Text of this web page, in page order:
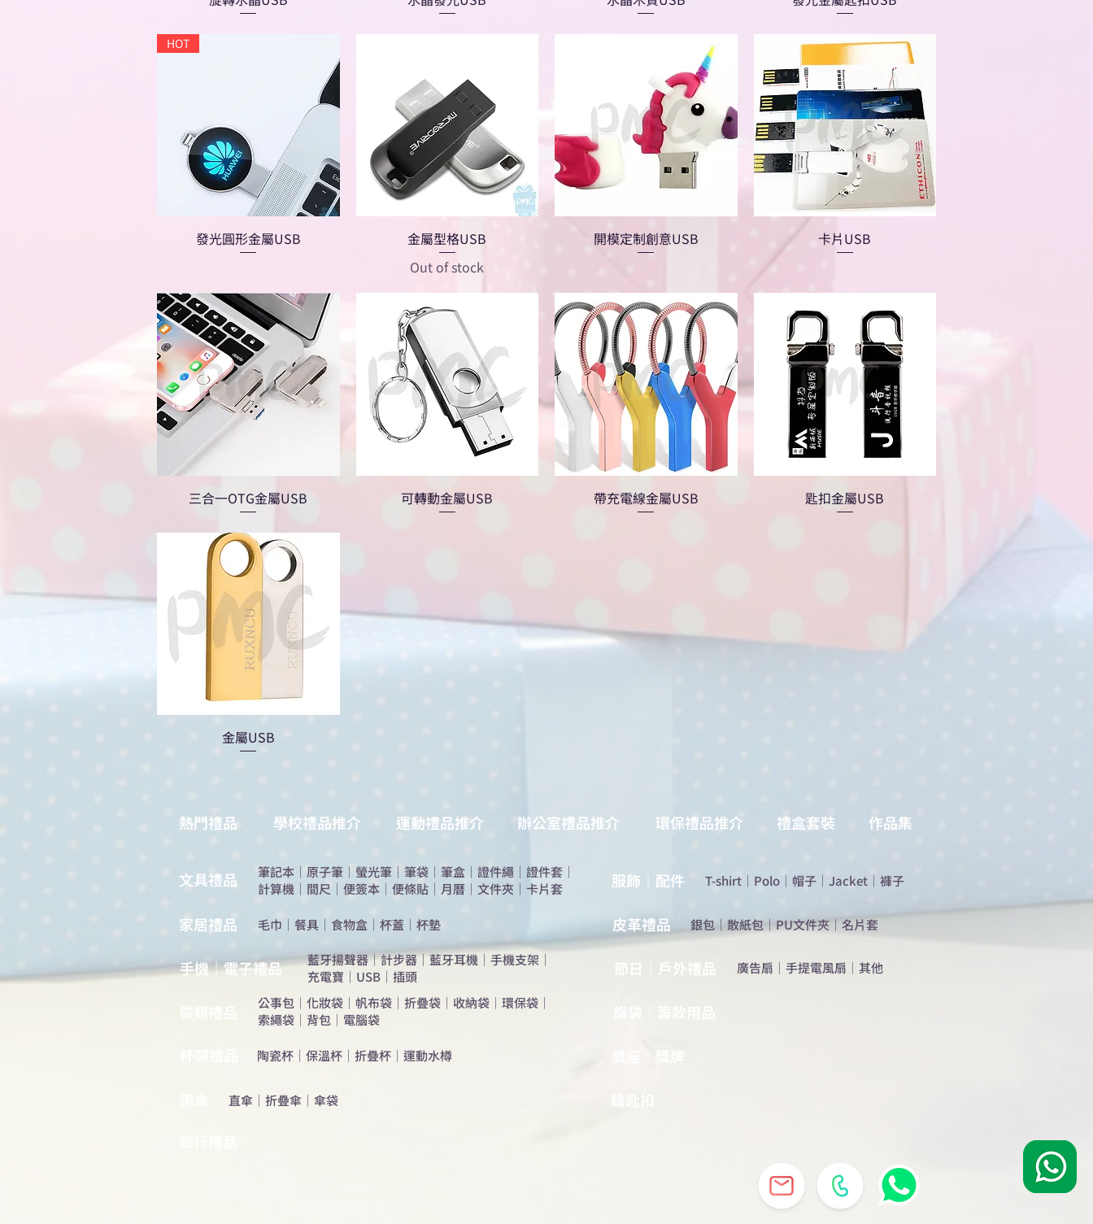
HOT
發光圓形金屬USB
金屬型格USB
Out of stock
開模定制創意USB 卡片USB
三合一OTG金屬USB 可轉動金屬USB 帶充電線金屬USB 匙扣金屬USB
金屬USB
熱門禮品 學校禮品推介 運動禮品推介 辦公室禮品推介 環保禮品推介 禮盒套裝 作品集
​文具禮品 筆記本 ｜ 原子筆 ｜ 螢光筆 ｜ 筆袋 ｜ 筆盒 ｜ 證件繩 ｜ 證件套 ｜
計算機 ｜ 間尺 ｜ 便簽本 ｜ 便條貼 ｜ 月曆 ｜ 文件夾 ｜ 卡片套
​家居禮品 ​毛巾 ｜ 餐具 ｜ 食物盒 ｜ 杯蓋 ｜ 杯墊
手機｜電子禮品 ​藍牙揚聲器｜計步器｜藍牙耳機 ｜ 手機支架 ｜
充電寶 ｜ USB ｜ 插頭
公事包 ｜ 化妝袋 ｜ 帆布袋 ｜ 折疊袋 ｜ 收納袋 ｜ 環保袋 ｜
索繩袋 ｜ 背包 ｜ 電腦袋
陶瓷杯 ｜ 保溫杯 ｜ 折疊杯 ｜ 運動水樽
直傘 ｜ 折疊傘 ｜ 傘袋
服飾｜配件 T-shirt ｜ Polo ｜ 帽子 ｜ Jacket ｜ 褲子
​皮革禮品 ​銀包｜ 散紙包 ｜ PU文件夾 ｜ 名片套
節日｜戶外禮品 ​廣告扇 ｜ 手提電風扇 ｜ 其他
旗袋｜籌款用品
​鑰匙扣